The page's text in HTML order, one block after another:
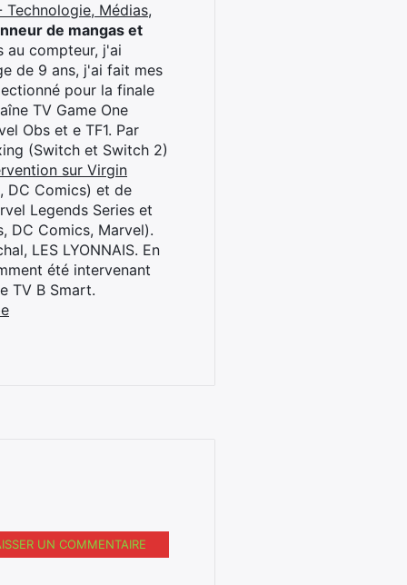
Médias,
de mangas et
au compteur, j'ai
de 9 ans, j'ai fait mes
pour la finale
TV Game One
Obs et e TF1. Par
(Switch et Switch 2)
sur Virgin
DC Comics) et de
Legends Series et
DC Comics, Marvel).
LES LYONNAIS. En
été intervenant
TV B Smart.
UN COMMENTAIRE